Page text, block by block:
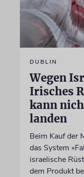
DUBLIN
Wegen
Irisches
kann
landen
Beim Kauf der
das System
israelische
dem Produkt